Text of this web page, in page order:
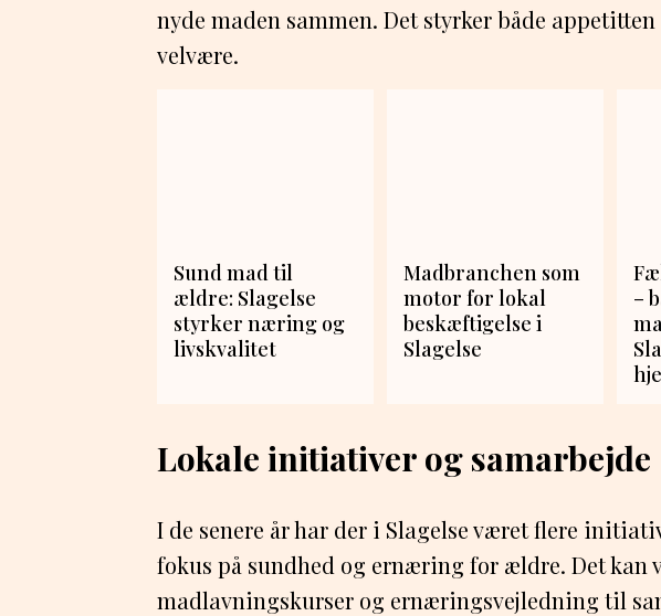
nyde maden sammen. Det styrker både
velvære.
Sund mad til
ældre: Slagelse
styrker næring og
livskvalitet
Madbranchen som
motor for lokal
beskæftigelse i
Slagelse
–
Lokale initiativer og samarbejde
I de senere år har der i Slagelse været flere
fokus på sundhed og ernæring for ældre. Det kan
madlavningskurser og ernæringsvejledning til